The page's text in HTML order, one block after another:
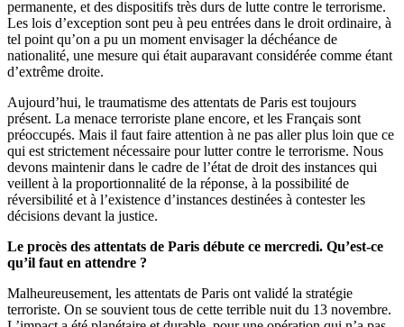
permanente, et des dispositifs très durs de lutte contre le terrorisme.
Les lois d’exception sont peu à peu entrées dans le droit ordinaire, à
tel point qu’on a pu un moment envisagerla déchéance de
nationalité, une mesure qui était auparavant considérée comme étant
d’extrême droite.
Aujourd’hui, le traumatisme des attentats de Paris est toujours
présent. La menace terroriste plane encore, et les Français sont
préoccupés. Mais il faut faire attention à ne pas aller plus loin que ce
qui est strictement nécessaire pour lutter contre le terrorisme. Nous
devons maintenir dans le cadre de l’état de droit des instances qui
veillent à la proportionnalité de la réponse, à la possibilité de
réversibilité et à l’existence d’instances destinées à contester les
décisions devant la justice.
Le procès des attentats de Paris débute ce mercredi. Qu’est-ce
qu’il faut en attendre ?
Malheureusement, les attentats de Paris ont validé la stratégie
terroriste. On se souvient tous de cette terrible nuit du 13 novembre.